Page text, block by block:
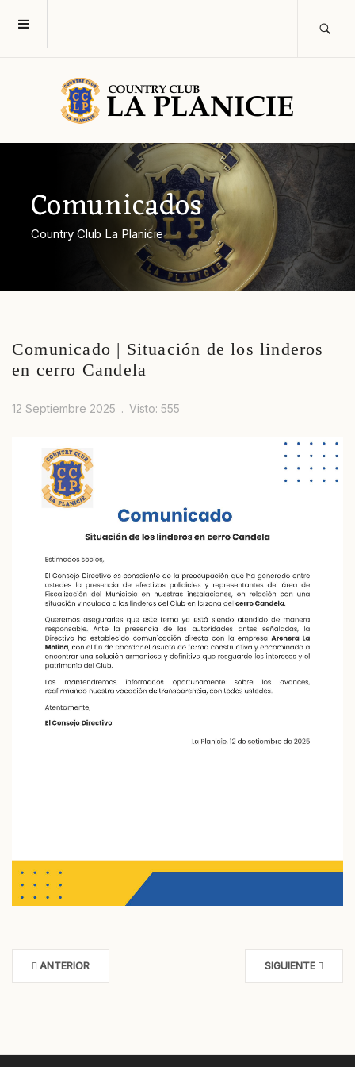
Comunicados
Country Club La Planicie
Comunicado | Situación de los linderos
en cerro Candela
12 Septiembre 2025 Visto: 555
ANTERIOR SIGUIENTE